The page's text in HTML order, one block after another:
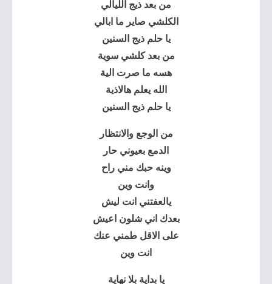
من بعد ذيج الليالي
الكلشي صاير ما ابالي
يا حلم ذيج السنين
من بعد كلشي سوية
هسه ما صرت الية
الله يعلم هالاذية
يا حلم ذيج السنين
من الوجع والانتظار
الدمع بعيوني حار
وينه حبك مني راح
وانت وين
يالعفتني انت ليش
بعدك اني شلون اعيش
على الاقل طمني عنك
انت وين
يا بداية بلا نهاية